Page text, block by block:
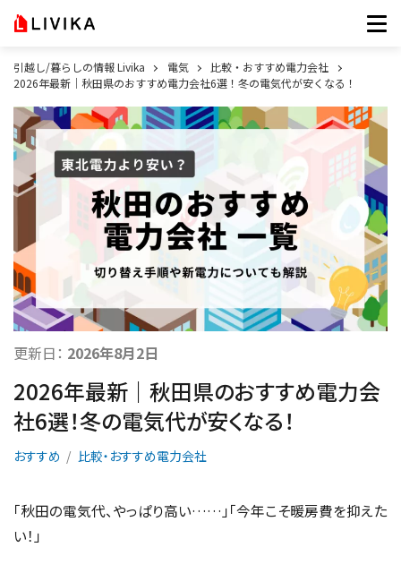
引越し/暮らしの情報 Livika 電気
比較・おすすめ電力会社
2026年最新｜秋田県のおすすめ電力会社6選！冬の電気代が安くなる！
更新日： 2026年8月2日
2026年最新｜秋田県のおすすめ電力会
社6選！冬の電気代が安くなる！
おすすめ 比較・おすすめ電力会社
「秋田の電気代、やっぱり高い……」「今年こそ暖房費を抑えた
い！」